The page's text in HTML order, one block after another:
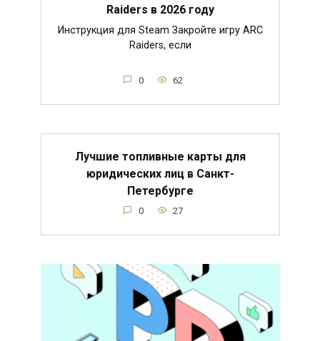
Raiders в 2026 году
Инструкция для Steam Закройте игру ARC
Raiders, если
0 62
Лучшие топливные карты для
юридических лиц в Санкт-
Петербурге
0 27